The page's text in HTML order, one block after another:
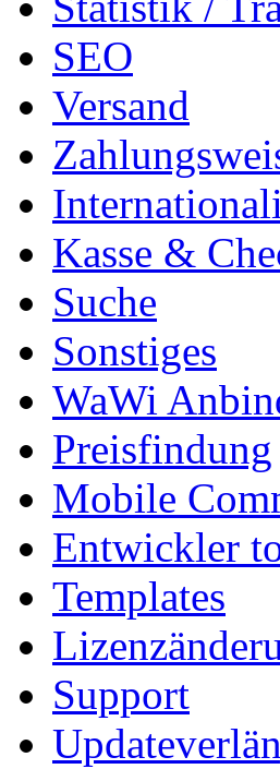
SEO
Versand
Kasse &
Suche
Sonstiges
WaWi
Preisfindung
Mobile
Entwickler
Templates
Support